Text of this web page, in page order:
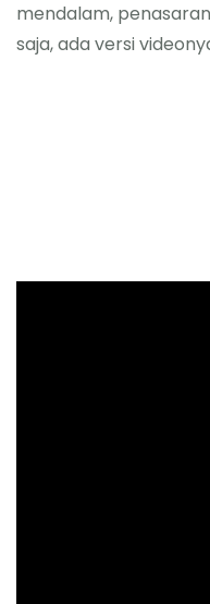
mendalam,
saja, ada versi